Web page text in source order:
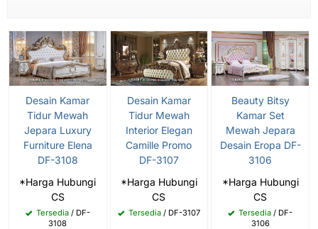
Desain Kamar
Tidur Mewah
Jepara Luxury
Furniture Elena
DF-3108
*Harga Hubungi
CS
Tersedia/ DF-
3108
Desain Kamar
Tidur Mewah
Interior Elegan
Camille Promo
DF-3107
*Harga Hubungi
CS
Tersedia/ DF-3107
Beauty Bitsy
Kamar Set
Mewah Jepara
Desain Eropa DF-
3106
*Harga Hubungi
CS
Tersedia / DF-
3106